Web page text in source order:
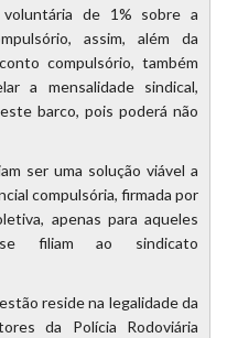
voluntária de 1% sobre a
assim, além da
compulsório, também
a mensalidade sindical,
barco, pois poderá não
uma solução viável a
compulsória, firmada por
apenas para aqueles
filiam ao sindicato
reside na legalidade da
da Polícia Rodoviária